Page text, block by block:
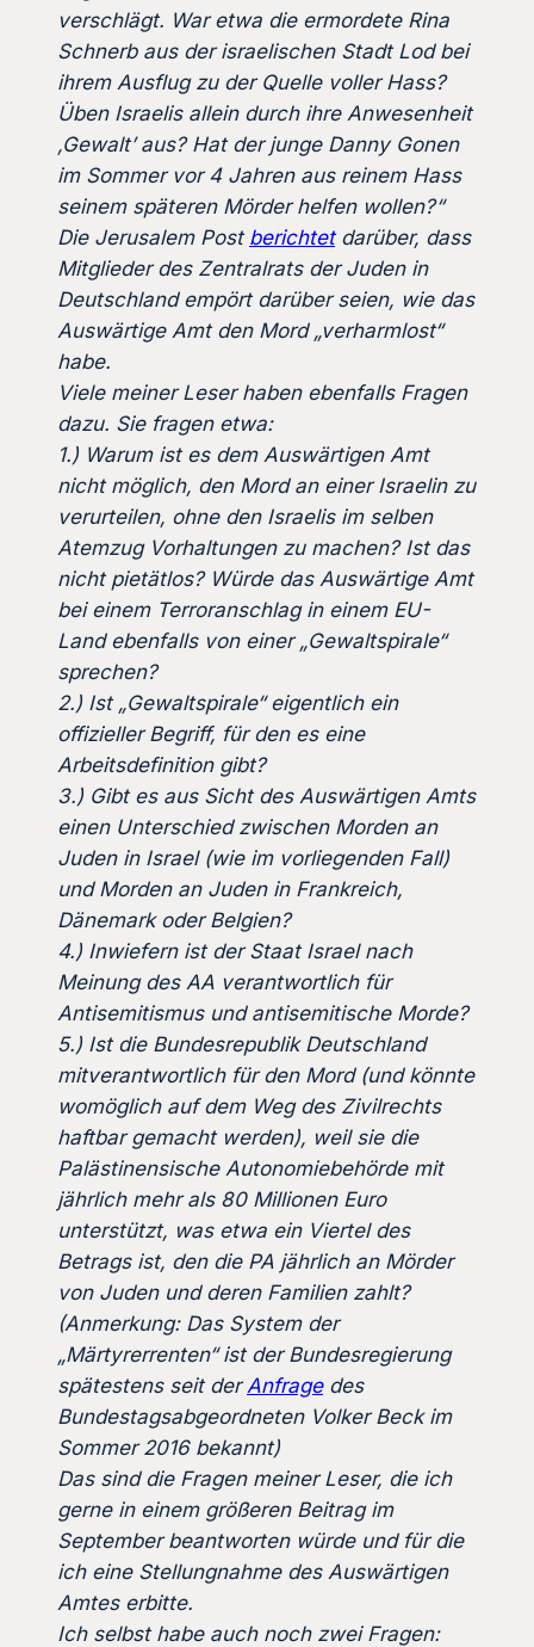
verschlägt. War etwa die ermordete Rina
Schnerb aus der israelischen Stadt Lod bei
ihrem Ausflug zu der Quelle voller Hass?
Üben Israelis allein durch ihre Anwesenheit
‚Gewalt’ aus? Hat der junge Danny Gonen
im Sommer vor 4 Jahren aus reinem Hass
seinem späteren Mörder helfen wollen?“
Die Jerusalem Post berichtetdarüber, dass
Mitglieder des Zentralrats der Juden in
Deutschland empört darüber seien, wie das
Auswärtige Amt den Mord „verharmlost“
habe.
Viele meiner Leser haben ebenfalls Fragen
dazu. Sie fragen etwa:
1.) Warum ist es dem Auswärtigen Amt
nicht möglich, den Mord an einer Israelin zu
verurteilen, ohne den Israelis im selben
Atemzug Vorhaltungen zu machen? Ist das
nicht pietätlos? Würde das Auswärtige Amt
bei einem Terroranschlag in einem EU-
Land ebenfalls von einer „Gewaltspirale“
sprechen?
2.) Ist „Gewaltspirale“ eigentlich ein
offizieller Begriff, für den es eine
Arbeitsdefinition gibt?
3.) Gibt es aus Sicht des Auswärtigen Amts
einen Unterschied zwischen Morden an
Juden in Israel (wie im vorliegenden Fall)
und Morden an Juden in Frankreich,
Dänemark oder Belgien?
4.) Inwiefern ist der Staat Israel nach
Meinung des AA verantwortlich für
Antisemitismus und antisemitische Morde?
5.) Ist die Bundesrepublik Deutschland
mitverantwortlich für den Mord (und könnte
womöglich auf dem Weg des Zivilrechts
haftbar gemacht werden), weil sie die
Palästinensische Autonomiebehörde mit
jährlich mehr als 80 Millionen Euro
unterstützt, was etwa ein Viertel des
Betrags ist, den die PA jährlich an Mörder
von Juden und deren Familien zahlt?
(Anmerkung: Das System der
„Märtyrerrenten“ ist der Bundesregierung
spätestens seit derAnfragedes
Bundestagsabgeordneten Volker Beck im
Sommer 2016 bekannt)
Das sind die Fragen meiner Leser, die ich
gerne in einem größeren Beitrag im
September beantworten würde und für die
ich eine Stellungnahme des Auswärtigen
Amtes erbitte.
Ich selbst habe auch noch zwei Fragen: